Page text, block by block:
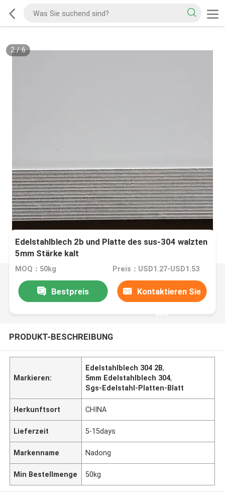
2/6
Edelstahlblech 2b und Platte des sus-304 walzten
5mm Stärke kalt
MOQ：50kg Preis：USD1.27-USD1.53
Bestpreis Kontaktieren Sie
uns
PRODUKT-BESCHREIBUNG
Markieren:
Edelstahlblech 304 2B,
5mm Edelstahlblech 304,
Sgs-Edelstahl-Platten-Blatt
Herkunftsort CHINA
Lieferzeit 5-15days
Markenname Nadong
Min Bestellmenge 50kg